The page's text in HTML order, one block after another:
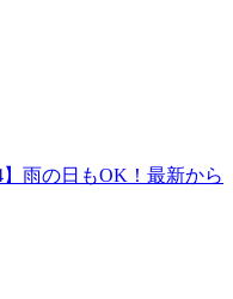
】雨の日もOK！最新から